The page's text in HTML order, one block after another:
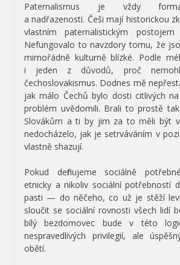
Paternalismus je vždy
a nadřazenosti. Češi mají historickou
vlastním paternalistickým
Nefungovalo to navzdory tomu, že
mimořádně kulturně blízké. Podle
i jeden z důvodů, proč
čechoslovakismus. Dodnes mě
jak málo Čechů bylo dosti citlivých
problém uvědomili. Brali to prostě
Slovákům a ti by jim za to měli být
nedocházelo, jak je setrváváním v
vlastně shazují.
Pokud definujeme sociálně
etnicky a nikoliv sociální potřebností
pasti — do něčeho, co už je stěží
sloučit se sociální rovnosti všech lidí
bílý bezdomovec bude v této
nespravedlivých privilegií, ale
obětí.